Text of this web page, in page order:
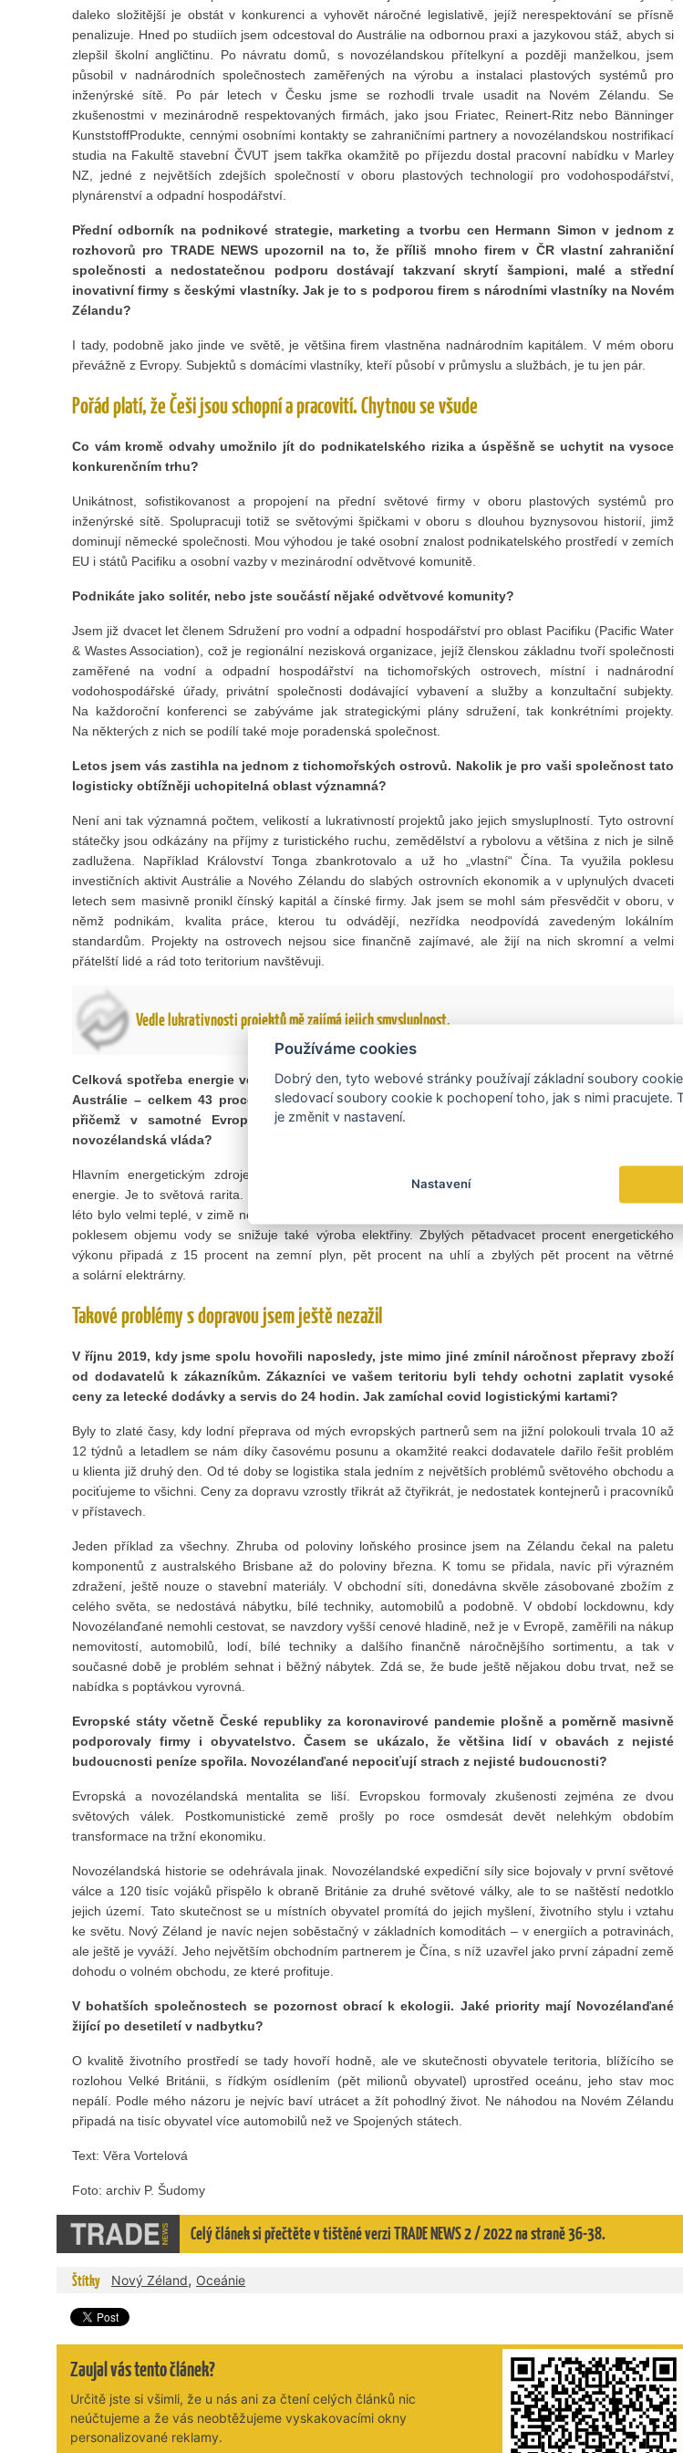
daleko složitější je obstát v konkurenci a vyhovět náročné legislativě, jejíž nerespektování se přísně
penalizuje. Hned po studiích jsem odcestoval do Austrálie na odbornou praxi a jazykovou stáž, abych si
zlepšil školní angličtinu. Po návratu domů, s novozélandskou přítelkyní a později manželkou, jsem
působil v nadnárodních společnostech zaměřených na výrobu a instalaci plastových systémů pro
inženýrské sítě. Po pár letech v Česku jsme se rozhodli trvale usadit na Novém Zélandu. Se
zkušenostmi v mezinárodně respektovaných firmách, jako jsou Friatec, Reinert-Ritz nebo Bänninger
KunststoffProdukte, cennými osobními kontakty se zahraničními partnery a novozélandskou nostrifikací
studia na Fakultě stavební ČVUT jsem takřka okamžitě po příjezdu dostal pracovní nabídku v Marley
NZ, jedné z největších zdejších společností v oboru plastových technologií pro vodohospodářství,
plynárenství a odpadní hospodářství.
Přední odborník na podnikové strategie, marketing a tvorbu cen Hermann Simon v jednom z
rozhovorů pro TRADE NEWS upozornil na to, že příliš mnoho firem v ČR vlastní zahraniční
společnosti a nedostatečnou podporu dostávají takzvaní skrytí šampioni, malé a střední
inovativní firmy s českými vlastníky. Jak je to s podporou firem s národními vlastníky na Novém
Zélandu?
I tady, podobně jako jinde ve světě, je většina firem vlastněna nadnárodním kapitálem. V mém oboru
převážně z Evropy. Subjektů s domácími vlastníky, kteří působí v průmyslu a službách, je tu jen pár.
Pořád platí, že Češi jsou schopní a pracovití. Chytnou se všude
Co vám kromě odvahy umožnilo jít do podnikatelského rizika a úspěšně se uchytit na vysoce
konkurenčním trhu?
Unikátnost, sofistikovanost a propojení na přední světové firmy v oboru plastových systémů pro
inženýrské sítě. Spolupracuji totiž se světovými špičkami v oboru s dlouhou byznysovou historií, jimž
dominují německé společnosti. Mou výhodou je také osobní znalost podnikatelského prostředí v zemích
EU i států Pacifiku a osobní vazby v mezinárodní odvětvové komunitě.
Podnikáte jako solitér, nebo jste součástí nějaké odvětvové komunity?
Jsem již dvacet let členem Sdružení pro vodní a odpadní hospodářství pro oblast Pacifiku (Pacific Water
& Wastes Association), což je regionální nezisková organizace, jejíž členskou základnu tvoří společnosti
zaměřené na vodní a odpadní hospodářství na tichomořských ostrovech, místní i nadnárodní
vodohospodářské úřady, privátní společnosti dodávající vybavení a služby a konzultační subjekty.
Na každoroční konferenci se zabýváme jak strategickými plány sdružení, tak konkrétními projekty.
Na některých z nich se podílí také moje poradenská společnost.
Letos jsem vás zastihla na jednom z tichomořských ostrovů. Nakolik je pro vaši společnost tato
logisticky obtížněji uchopitelná oblast významná?
Není ani tak významná počtem, velikostí a lukrativností projektů jako jejich smysluplností. Tyto ostrovní
státečky jsou odkázány na příjmy z turistického ruchu, zemědělství a rybolovu a většina z nich je silně
zadlužena. Například Království Tonga zbankrotovalo a už ho „vlastní“ Čína. Ta využila poklesu
investičních aktivit Austrálie a Nového Zélandu do slabých ostrovních ekonomik a v uplynulých dvaceti
letech sem masivně pronikl čínský kapitál a čínské firmy. Jak jsem se mohl sám přesvědčit v oboru, v
němž podnikám, kvalita práce, kterou tu odvádějí, nezřídka neodpovídá zavedeným lokálním
standardům. Projekty na ostrovech nejsou sice finančně zajímavé, ale žijí na nich skromní a velmi
přátelští lidé a rád toto teritorium navštěvuji.
Vedle lukrativnosti projektů mě zajímá jejich smysluplnost.
Celková spotřeba energie ve světě dlouhodobě stoupá. Největší podíl na spotřebě mají Asie a
Austrálie – celkem 43 procent. Podíl Evropy na celosvětové spotřebě energie je 15 procent,
přičemž v samotné Evropské unii je to 12 procent. Jak se k této problematice staví
novozélandská vláda?
Hlavním energetickým zdrojem Nového Zélandu jsou hydroelektrárny, které dodávají 75 procent
energie. Je to světová rarita. Ale ani tento šťastný kus světa není ušetřen klimatických změn. Loňské
léto bylo velmi teplé, v zimě nesněžilo, ledovcové přehrady na Jižním ostrově se začínají vypařovat a s
poklesem objemu vody se snižuje také výroba elektřiny. Zbylých pětadvacet procent energetického
výkonu připadá z 15 procent na zemní plyn, pět procent na uhlí a zbylých pět procent na větrné
a solární elektrárny.
Takové problémy s dopravou jsem ještě nezažil
V říjnu 2019, kdy jsme spolu hovořili naposledy, jste mimo jiné zmínil náročnost přepravy zboží
od dodavatelů k zákazníkům. Zákazníci ve vašem teritoriu byli tehdy ochotni zaplatit vysoké
ceny za letecké dodávky a servis do 24 hodin. Jak zamíchal covid logistickými kartami?
Byly to zlaté časy, kdy lodní přeprava od mých evropských partnerů sem na jižní polokouli trvala 10 až
12 týdnů a letadlem se nám díky časovému posunu a okamžité reakci dodavatele dařilo řešit problém
u klienta již druhý den. Od té doby se logistika stala jedním z největších problémů světového obchodu a
pociťujeme to všichni. Ceny za dopravu vzrostly třikrát až čtyřikrát, je nedostatek kontejnerů i pracovníků
v přístavech.
Jeden příklad za všechny. Zhruba od poloviny loňského prosince jsem na Zélandu čekal na paletu
komponentů z australského Brisbane až do poloviny března. K tomu se přidala, navíc při výrazném
zdražení, ještě nouze o stavební materiály. V obchodní síti, donedávna skvěle zásobované zbožím z
celého světa, se nedostává nábytku, bílé techniky, automobilů a podobně. V období lockdownu, kdy
Novozélanďané nemohli cestovat, se navzdory vyšší cenové hladině, než je v Evropě, zaměřili na nákup
nemovitostí, automobilů, lodí, bílé techniky a dalšího finančně náročnějšího sortimentu, a tak v
současné době je problém sehnat i běžný nábytek. Zdá se, že bude ještě nějakou dobu trvat, než se
nabídka s poptávkou vyrovná.
Evropské státy včetně České republiky za koronavirové pandemie plošně a poměrně masivně
podporovaly firmy i obyvatelstvo. Časem se ukázalo, že většina lidí v obavách z nejisté
budoucnosti peníze spořila. Novozélanďané nepociťují strach z nejisté budoucnosti?
Evropská a novozélandská mentalita se liší. Evropskou formovaly zkušenosti zejména ze dvou
světových válek. Postkomunistické země prošly po roce osmdesát devět nelehkým obdobím
transformace na tržní ekonomiku.
Novozélandská historie se odehrávala jinak. Novozélandské expediční síly sice bojovaly v první světové
válce a 120 tisíc vojáků přispělo k obraně Británie za druhé světové války, ale to se naštěstí nedotklo
jejich území. Tato skutečnost se u místních obyvatel promítá do jejich myšlení, životního stylu i vztahu
ke světu. Nový Zéland je navíc nejen soběstačný v základních komoditách – v energiích a potravinách,
ale ještě je vyváží. Jeho největším obchodním partnerem je Čína, s níž uzavřel jako první západní země
dohodu o volném obchodu, ze které profituje.
V bohatších společnostech se pozornost obrací k ekologii. Jaké priority mají Novozélanďané
žijící po desetiletí v nadbytku?
O kvalitě životního prostředí se tady hovoří hodně, ale ve skutečnosti obyvatele teritoria, blížícího se
rozlohou Velké Británii, s řídkým osídlením (pět milionů obyvatel) uprostřed oceánu, jeho stav moc
nepálí. Podle mého názoru je nejvíc baví utrácet a žít pohodlný život. Ne náhodou na Novém Zélandu
připadá na tisíc obyvatel více automobilů než ve Spojených státech.
Text: Věra Vortelová
Foto: archiv P. Šudomy
Celý článek si přečtěte v tištěné verzi TRADE NEWS 2 / 2022 na straně 36-38.
Štítky Nový Zéland, Oceánie
Zaujal vás tento článek?
Určitě jste si všimli, že u nás ani za čtení celých článků nic
neúčtujeme a že vás neobtěžujeme vyskakovacími okny
personalizované reklamy.
Používáme cookies
Dobrý den, tyto webové stránky používají základní soubory
sledovací soubory cookie k pochopení toho, jak s nimi pracujete.
je změnit v nastavení.
Nastavení